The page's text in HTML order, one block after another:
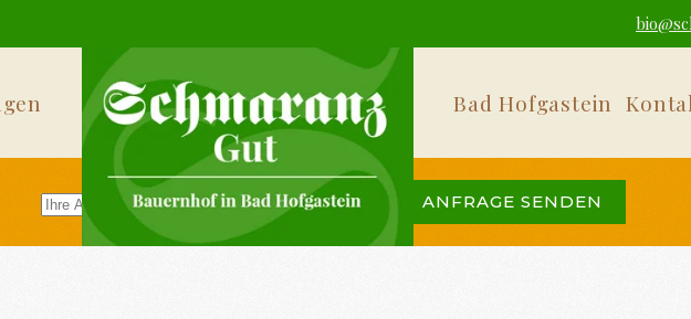
Bad Hofgastein
ANFRAGE SENDEN